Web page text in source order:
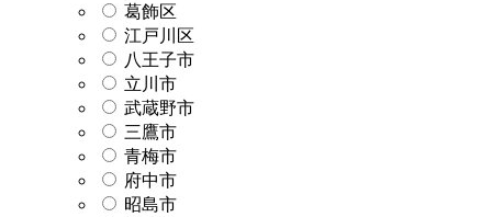
葛飾区
江戸川区
八王子市
立川市
武蔵野市
三鷹市
青梅市
府中市
昭島市